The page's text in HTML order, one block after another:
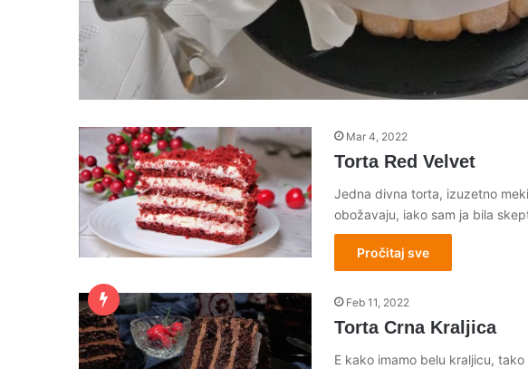
Mar 4, 2022
Torta Red Velvet
Jedna divna torta, izuzetno
obožavaju, iako sam ja bila
Pročitaj sve
Feb 11, 2022
Torta Crna Kraljica
E kako imamo belu kraljicu,